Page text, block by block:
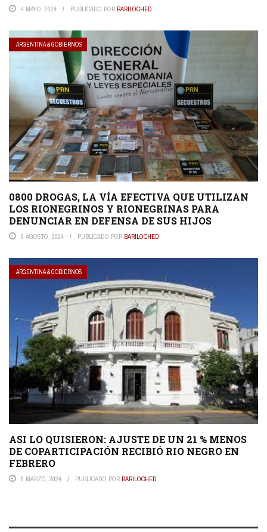
4 MAYO, 2024 PUBLICADO POR BARILOCHED
ARGENTINA & GOBIERNOS
0800 DROGAS, LA VÍA EFECTIVA QUE UTILIZAN
LOS RIONEGRINOS Y RIONEGRINAS PARA
DENUNCIAR EN DEFENSA DE SUS HIJOS
9 AGOSTO, 2024 PUBLICADO POR BARILOCHED
ARGENTINA & GOBIERNOS
ASI LO QUISIERON: AJUSTE DE UN 21 % MENOS
DE COPARTICIPACIÓN RECIBIÓ RIO NEGRO EN
FEBRERO
5 MARZO, 2024 PUBLICADO POR BARILOCHED